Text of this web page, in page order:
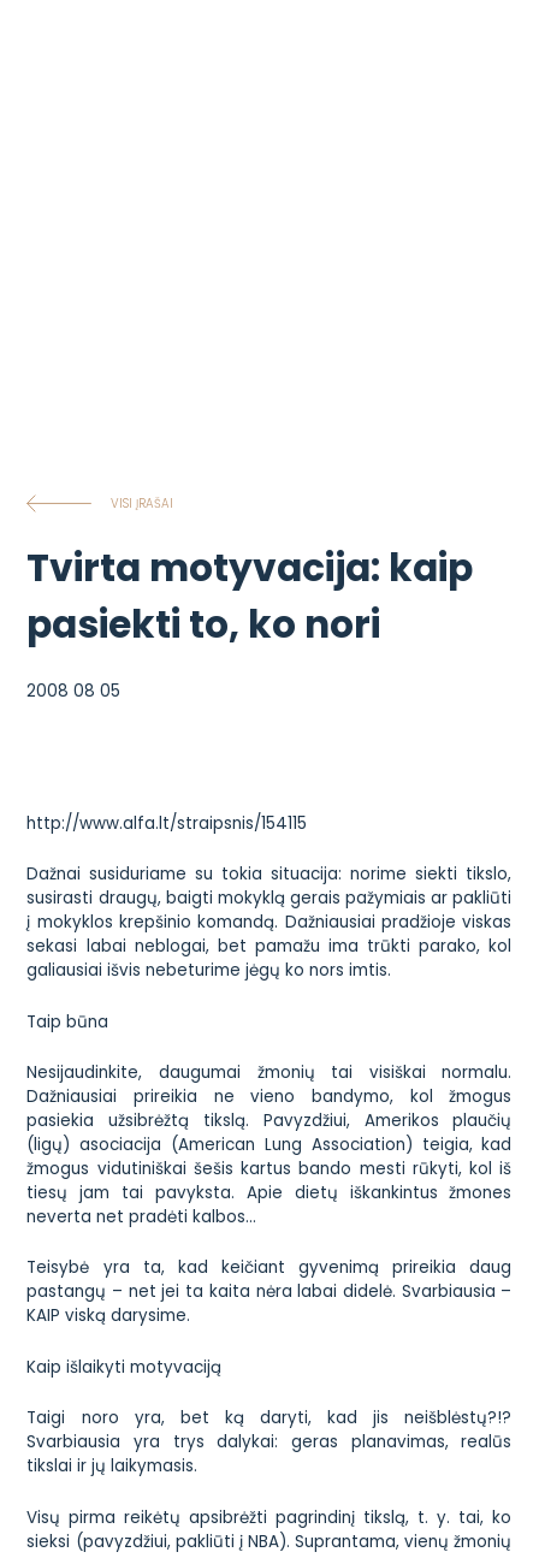
VISI ĮRAŠAI
Tvirta motyvacija: kaip
pasiekti to, ko nori
2008 08 05
http://www.alfa.lt/straipsnis/154115
Dažnai susiduriame su tokia situacija: norime siekti tikslo,
susirasti draugų, baigti mokyklą gerais pažymiais ar pakliūti
į mokyklos krepšinio komandą. Dažniausiai pradžioje viskas
sekasi labai neblogai, bet pamažu ima trūkti parako, kol
galiausiai išvis nebeturime jėgų ko nors imtis.
Taip būna
Nesijaudinkite, daugumai žmonių tai visiškai normalu.
Dažniausiai prireikia ne vieno bandymo, kol žmogus
pasiekia užsibrėžtą tikslą. Pavyzdžiui, Amerikos plaučių
(ligų) asociacija (American Lung Association) teigia, kad
žmogus vidutiniškai šešis kartus bando mesti rūkyti, kol iš
tiesų jam tai pavyksta. Apie dietų iškankintus žmones
neverta net pradėti kalbos…
Teisybė yra ta, kad keičiant gyvenimą prireikia daug
pastangų – net jei ta kaita nėra labai didelė. Svarbiausia –
KAIP viską darysime.
Kaip išlaikyti motyvaciją
Taigi noro yra, bet ką daryti, kad jis neišblėstų?!?
Svarbiausia yra trys dalykai: geras planavimas, realūs
tikslai ir jų laikymasis.
Visų pirma reikėtų apsibrėžti pagrindinį tikslą, t. y. tai, ko
sieksi (pavyzdžiui, pakliūti į NBA). Suprantama, vienų žmonių